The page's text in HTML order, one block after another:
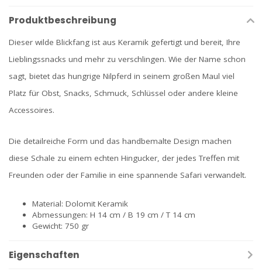
Produktbeschreibung
Dieser wilde Blickfang ist aus Keramik gefertigt und bereit, Ihre
Lieblingssnacks und mehr zu verschlingen. Wie der Name schon
sagt, bietet das hungrige Nilpferd in seinem großen Maul viel
Platz für Obst, Snacks, Schmuck, Schlüssel oder andere kleine
Accessoires.
Die detailreiche Form und das handbemalte Design machen
diese Schale zu einem echten Hingucker, der jedes Treffen mit
Freunden oder der Familie in eine spannende Safari verwandelt.
Material: Dolomit Keramik
Abmessungen: H 14 cm / B 19 cm / T 14 cm
Gewicht: 750 gr
Eigenschaften